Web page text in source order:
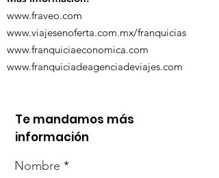
www.fraveo.com
www.viajesenoferta.com.mx/franquicias
www.franquiciaeconomica.com
www.franquiciadeagenciadeviajes.com
Te mandamos más
información
Nombre